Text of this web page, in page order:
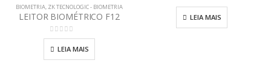
BIOMETRIA ZK TECNOLOGIC - BIOMETRIA
LEITOR BIOMÉTRICO F12
0out of 5
LEIA MAIS
0out of 5
LEIA MAIS